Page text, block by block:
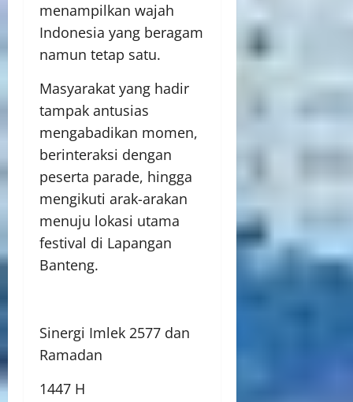
menampilkan wajah
Indonesia yang beragam
namun tetap satu.
Masyarakat yang hadir
tampak antusias
mengabadikan momen,
berinteraksi dengan
peserta parade, hingga
mengikuti arak-arakan
menuju lokasi utama
festival di Lapangan
Banteng.
Sinergi Imlek 2577 dan
Ramadan
1447 H